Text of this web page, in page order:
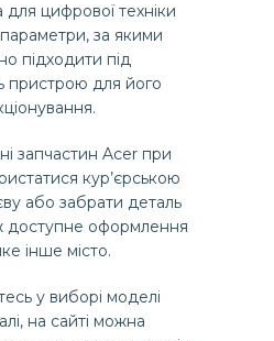
цифрової техніки
параметри, за якими
підходити під
пристрою для його
запчастин Acer при
кур’єрською
або забрати деталь
доступне оформлення
інше місто.
у виборі моделі
на сайті можна